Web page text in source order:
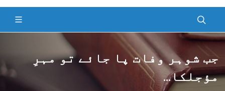
جب شوہر وفات پا جائے تو مہرِ
مؤجلکا...